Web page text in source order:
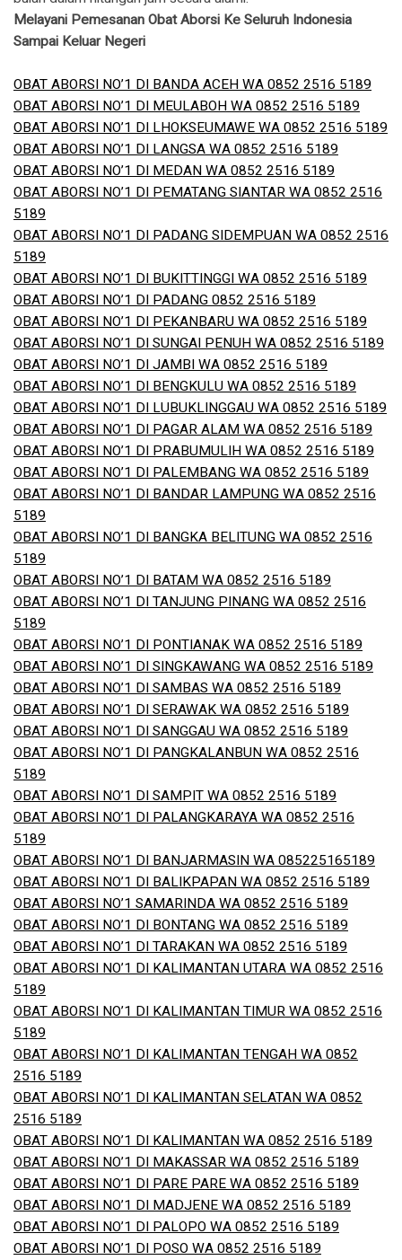
Melayani Pemesanan Obat Aborsi Ke Seluruh Indonesia
Sampai Keluar Negeri
OBAT ABORSI NO’1 DI BANDA ACEH WA 0852 2516 5189
OBAT ABORSI NO’1 DI MEULABOH WA 0852 2516 5189
OBAT ABORSI NO’1 DI LHOKSEUMAWE WA 0852 2516 5189
OBAT ABORSI NO’1 DI LANGSA WA 0852 2516 5189
OBAT ABORSI NO’1 DI MEDAN WA 0852 2516 5189
OBAT ABORSI NO’1 DI PEMATANG SIANTAR WA 0852 2516
5189
OBAT ABORSI NO’1 DI PADANG SIDEMPUAN WA 0852 2516
5189
OBAT ABORSI NO’1 DI BUKITTINGGI WA 0852 2516 5189
OBAT ABORSI NO’1 DI PADANG 0852 2516 5189
OBAT ABORSI NO’1 DI PEKANBARU WA 0852 2516 5189
OBAT ABORSI NO’1 DI SUNGAI PENUH WA 0852 2516 5189
OBAT ABORSI NO’1 DI JAMBI WA 0852 2516 5189
OBAT ABORSI NO’1 DI BENGKULU WA 0852 2516 5189
OBAT ABORSI NO’1 DI LUBUKLINGGAU WA 0852 2516 5189
OBAT ABORSI NO’1 DI PAGAR ALAM WA 0852 2516 5189
OBAT ABORSI NO’1 DI PRABUMULIH WA 0852 2516 5189
OBAT ABORSI NO’1 DI PALEMBANG WA 0852 2516 5189
OBAT ABORSI NO’1 DI BANDAR LAMPUNG WA 0852 2516
5189
OBAT ABORSI NO’1 DI BANGKA BELITUNG WA 0852 2516
5189
OBAT ABORSI NO’1 DI BATAM WA 0852 2516 5189
OBAT ABORSI NO’1 DI TANJUNG PINANG WA 0852 2516
5189
OBAT ABORSI NO’1 DI PONTIANAK WA 0852 2516 5189
OBAT ABORSI NO’1 DI SINGKAWANG WA 0852 2516 5189
OBAT ABORSI NO’1 DI SAMBAS WA 0852 2516 5189
OBAT ABORSI NO’1 DI SERAWAK WA 0852 2516 5189
OBAT ABORSI NO’1 DI SANGGAU WA 0852 2516 5189
OBAT ABORSI NO’1 DI PANGKALANBUN WA 0852 2516
5189
OBAT ABORSI NO’1 DI SAMPIT WA 0852 2516 5189
OBAT ABORSI NO’1 DI PALANGKARAYA WA 0852 2516
5189
OBAT ABORSI NO’1 DI BANJARMASIN WA 085225165189
OBAT ABORSI NO’1 DI BALIKPAPAN WA 0852 2516 5189
OBAT ABORSI NO’1 SAMARINDA WA 0852 2516 5189
OBAT ABORSI NO’1 DI BONTANG WA 0852 2516 5189
OBAT ABORSI NO’1 DI TARAKAN WA 0852 2516 5189
OBAT ABORSI NO’1 DI KALIMANTAN UTARA WA 0852 2516
5189
OBAT ABORSI NO’1 DI KALIMANTAN TIMUR WA 0852 2516
5189
OBAT ABORSI NO’1 DI KALIMANTAN TENGAH WA 0852
2516 5189
OBAT ABORSI NO’1 DI KALIMANTAN SELATAN WA 0852
2516 5189
OBAT ABORSI NO’1 DI KALIMANTAN WA 0852 2516 5189
OBAT ABORSI NO’1 DI MAKASSAR WA 0852 2516 5189
OBAT ABORSI NO’1 DI PARE PARE WA 0852 2516 5189
OBAT ABORSI NO’1 DI MADJENE WA 0852 2516 5189
OBAT ABORSI NO’1 DI PALOPO WA 0852 2516 5189
OBAT ABORSI NO’1 DI POSO WA 0852 2516 5189